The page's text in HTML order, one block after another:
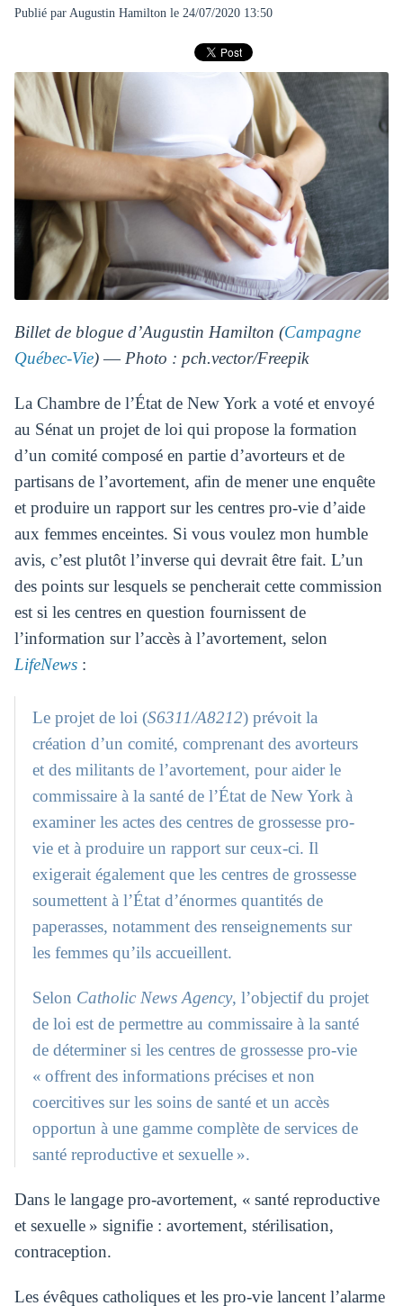
Publié par Augustin Hamiltonle 24/07/2020 13:50
Billet de blogue d’Augustin Hamilton (Campagne
Québec-Vie) ― Photo : pch.vector/Freepik
La Chambre de l’État de New York a voté et envoyé
au Sénat un projet de loi qui propose la formation
d’un comité composé en partie d’avorteurs et de
partisans de l’avortement, afin de mener une enquête
et produire un rapport sur les centres pro-vie d’aide
aux femmes enceintes. Si vous voulez mon humble
avis, c’est plutôt l’inverse qui devrait être fait. L’un
des points sur lesquels se pencherait cette commission
est si les centres en question fournissent de
l’information sur l’accès à l’avortement, selon
LifeNews :
Le projet de loi (S6311/A8212) prévoit la
création d’un comité, comprenant des avorteurs
et des militants de l’avortement, pour aider le
commissaire à la santé de l’État de New York à
examiner les actes des centres de grossesse pro-
vie et à produire un rapport sur ceux-ci. Il
exigerait également que les centres de grossesse
soumettent à l’État d’énormes quantités de
paperasses, notamment des renseignements sur
les femmes qu’ils accueillent.
Selon Catholic News Agency, l’objectif du projet
de loi est de permettre au commissaire à la santé
de déterminer si les centres de grossesse pro-vie
« offrent des informations précises et non
coercitives sur les soins de santé et un accès
opportun à une gamme complète de services de
santé reproductive et sexuelle ».
Dans le langage pro-avortement, « santé reproductive
et sexuelle » signifie : avortement, stérilisation,
contraception.
Les évêques catholiques et les pro-vie lancent l’alarme